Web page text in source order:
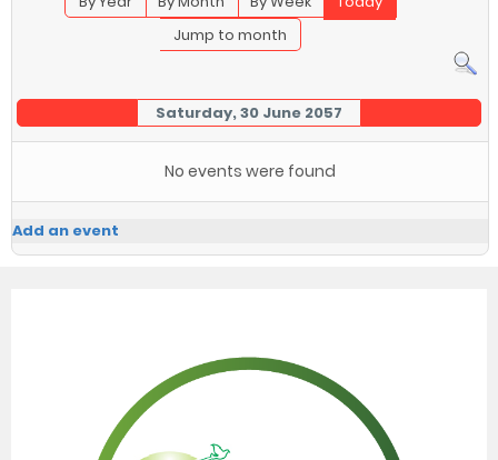
Jump to month
Saturday, 30 June 2057
No events were found
Add an event